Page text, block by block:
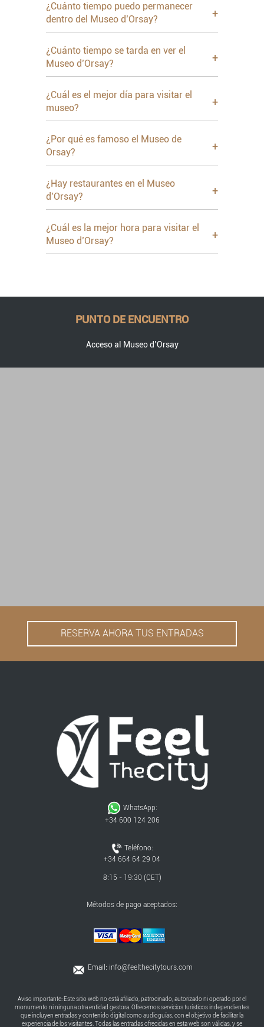
¿Cuánto tiempo puedo permanecer
dentro del Museo d’Orsay?
+
¿Cuánto tiempo se tarda en ver el
Museo d’Orsay?
+
¿Cuál es el mejor día para visitar el
museo?
+
¿Por qué es famoso el Museo de
Orsay?
+
¿Hay restaurantes en el Museo
d’Orsay?
+
¿Cuál es la mejor hora para visitar el
Museo d’Orsay?
+
PUNTO DE ENCUENTRO
Acceso al Museo d’Orsay
RESERVA AHORA TUS ENTRADAS
WhatsApp:
+34 600 124 206
Teléfono:
+34 664 64 29 04
8:15 - 19:30 (CET)
Métodos de pago aceptados:
Email: info@feelthecitytours.com
Aviso importante: Este sitio web no está afiliado, patrocinado, autorizado ni operado por el
monumento ni ninguna otra entidad gestora. Ofrecemos servicios turísticos independientes
que incluyen entradas y contenido digital como audioguías, con el objetivo de facilitar la
experiencia de los visitantes. Todas las entradas ofrecidas en esta web son válidas, y se